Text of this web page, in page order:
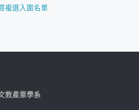
複選入圍名單
教產業學系